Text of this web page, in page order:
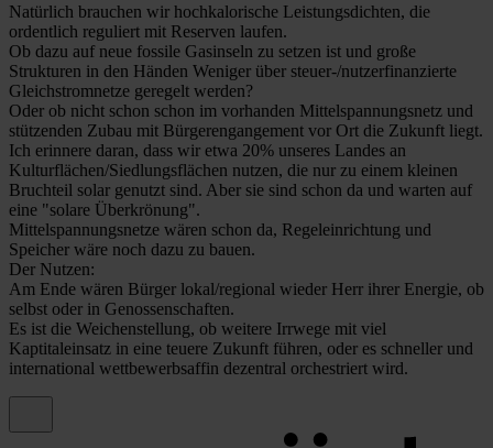
Natürlich brauchen wir hochkalorische Leistungsdichten, die
ordentlich reguliert mit Reserven laufen.
Ob dazu auf neue fossile Gasinseln zu setzen ist und große
Strukturen in den Händen Weniger über steuer-/nutzerfinanzierte
Gleichstromnetze geregelt werden?
Oder ob nicht schon schon im vorhanden Mittelspannungsnetz und
stützenden Zubau mit Bürgerengangement vor Ort die Zukunft liegt.
Ich erinnere daran, dass wir etwa 20% unseres Landes an
Kulturflächen/Siedlungsflächen nutzen, die nur zu einem kleinen
Bruchteil solar genutzt sind. Aber sie sind schon da und warten auf
eine "solare Überkrönung".
Mittelspannungsnetze wären schon da, Regeleinrichtung und
Speicher wäre noch dazu zu bauen.
Der Nutzen:
Am Ende wären Bürger lokal/regional wieder Herr ihrer Energie, ob
selbst oder in Genossenschaften.
Es ist die Weichenstellung, ob weitere Irrwege mit viel
Kaptitaleinsatz in eine teuere Zukunft führen, oder es schneller und
international wettbewerbsaffin dezentral orchestriert wird.